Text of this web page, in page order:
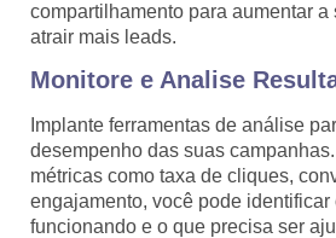
compartilhamento para aumentar
atrair mais leads.
Monitore e Analise
Implante ferramentas de análise
desempenho das suas
métricas como taxa de cliques,
engajamento, você pode identificar
funcionando e o que precisa ser